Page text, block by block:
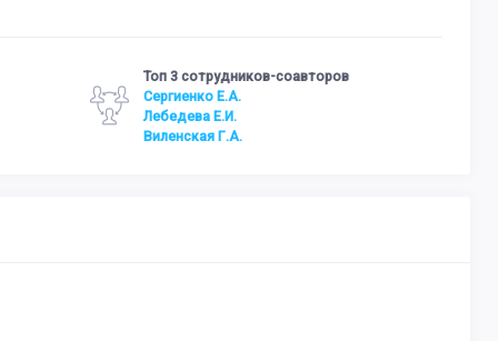
Топ 3 сотрудников-соавторов
Сергиенко Е.А.
Лебедева Е.И.
Виленская Г.А.